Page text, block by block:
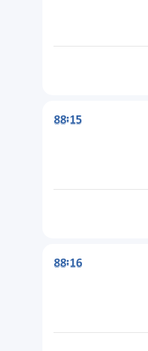
88:15
88:16